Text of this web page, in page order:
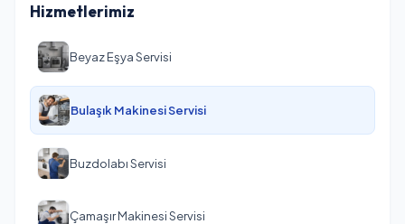
Hizmetlerimiz
Beyaz Eşya Servisi
Bulaşık Makinesi Servisi
Buzdolabı Servisi
Çamaşır Makinesi Servisi